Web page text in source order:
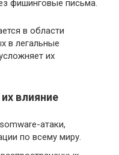
фишинговые письма.
в области
в легальные
их
влияние
атаки,
по всему миру.